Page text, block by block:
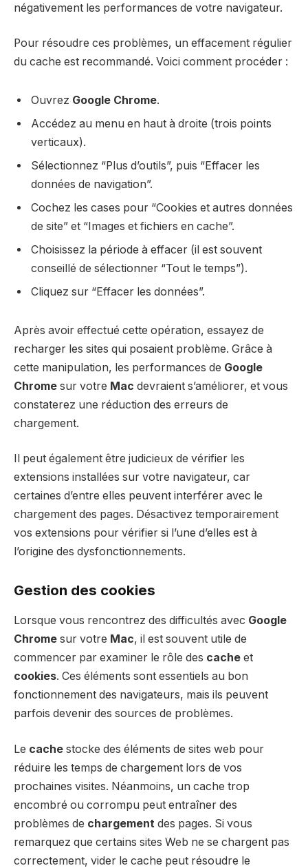
négativement les performances de votre navigateur.
Pour résoudre ces problèmes, un effacement régulier
du cache est recommandé. Voici comment procéder :
Ouvrez Google Chrome.
Accédez au menu en haut à droite (trois points
verticaux).
Sélectionnez “Plus d’outils”, puis “Effacer les
données de navigation”.
Cochez les cases pour “Cookies et autres données
de site” et “Images et fichiers en cache”.
Choisissez la période à effacer (il est souvent
conseillé de sélectionner “Tout le temps”).
Cliquez sur “Effacer les données”.
Après avoir effectué cette opération, essayez de
recharger les sites qui posaient problème. Grâce à
cette manipulation, les performances de Google
Chrome sur votre Mac devraient s’améliorer, et vous
constaterez une réduction des erreurs de
chargement.
Il peut également être judicieux de vérifier les
extensions installées sur votre navigateur, car
certaines d’entre elles peuvent interférer avec le
chargement des pages. Désactivez temporairement
vos extensions pour vérifier si l’une d’elles est à
l’origine des dysfonctionnements.
Gestion des cookies
Lorsque vous rencontrez des difficultés avec Google
Chrome sur votre Mac, il est souvent utile de
commencer par examiner le rôle des cache et
cookies. Ces éléments sont essentiels au bon
fonctionnement des navigateurs, mais ils peuvent
parfois devenir des sources de problèmes.
Le cache stocke des éléments de sites web pour
réduire les temps de chargement lors de vos
prochaines visites. Néanmoins, un cache trop
encombré ou corrompu peut entraîner des
problèmes de chargement des pages. Si vous
remarquez que certains sites Web ne se chargent pas
correctement, vider le cache peut résoudre le